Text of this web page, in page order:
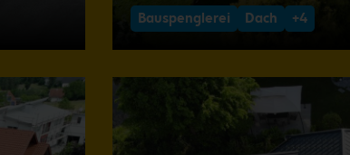
Bauspenglerei Dach +4